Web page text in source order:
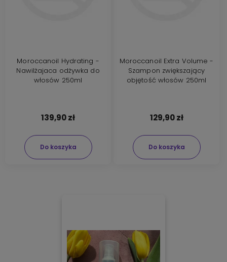
Moroccanoil Hydrating -
Nawilżajaca odżywka do
włosów 250ml
139,90 zł
Do koszyka
Moroccanoil Extra Volume -
Szampon zwiększający
objętość włosów 250ml
129,90 zł
Do koszyka